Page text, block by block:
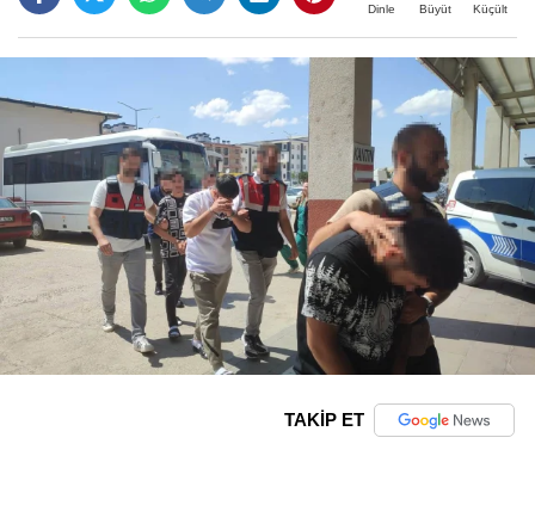
Dinle Büyüt Küçült
TAKİP ET